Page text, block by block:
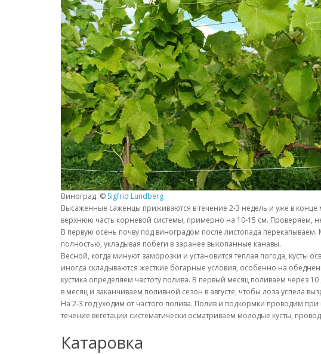
Виноград. © Sigfrid Lundberg
Высаженные саженцы приживаются в течение 2-3 недель и уже в
верхнюю часть корневой системы, примерно на 10-15 см. Проверяем,
В первую осень почву под виноградом после листопада
полностью, укладывая побеги в заранее выкопанные канавы.
Весной, когда минуют заморозки и установится теплая погода, кусты
иногда складываются жесткие богарные условия, особенно на
кустика определяем частоту полива. В первый месяц поливаем через
в месяц и заканчиваем поливной сезон в августе, чтобы лоза успела
На 2-3 год уходим от частого полива. Полив и подкормки проводим
течение вегетации систематически осматриваем молодые кусты,
Катаровка